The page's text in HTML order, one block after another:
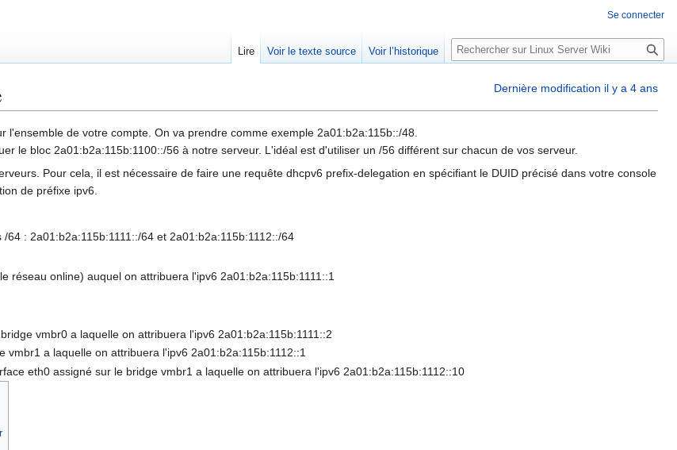
Dernière modification il y a 4 ans
l'ensemble de votre compte. On va prendre comme exemple 2a01:b2a:115b::/48.
le bloc 2a01:b2a:115b:1100::/56 à notre serveur. L'idéal est d'utiliser un /56 différent sur chacun de vos serveur.
Pour cela, il est nécessaire de faire une requête dhcpv6 prefix-delegation en spécifiant le DUID précisé dans votre console
de préfixe ipv6.
64 : 2a01:b2a:115b:1111::/64 et 2a01:b2a:115b:1112::/64
réseau online) auquel on attribuera l'ipv6 2a01:b2a:115b:1111::1
vmbr0 a laquelle on attribuera l'ipv6 2a01:b2a:115b:1111::2
vmbr1 a laquelle on attribuera l'ipv6 2a01:b2a:115b:1112::1
eth0 assigné sur le bridge vmbr1 a laquelle on attribuera l'ipv6 2a01:b2a:115b:1112::10
Se connecter
Lire Voir le texte source Voir l’historique
R
e
e
c
h